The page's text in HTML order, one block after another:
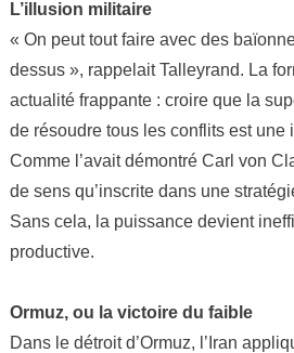
L’illusion militaire
« On peut tout faire avec des
dessus », rappelait Talleyrand. La
actualité frappante : croire que la
de résoudre tous les conflits est une
Comme l’avait démontré Carl von
de sens qu’inscrite dans une
Sans cela, la puissance devient
productive.
Ormuz, ou la victoire du faible
Dans le détroit d’Ormuz, l’Iran